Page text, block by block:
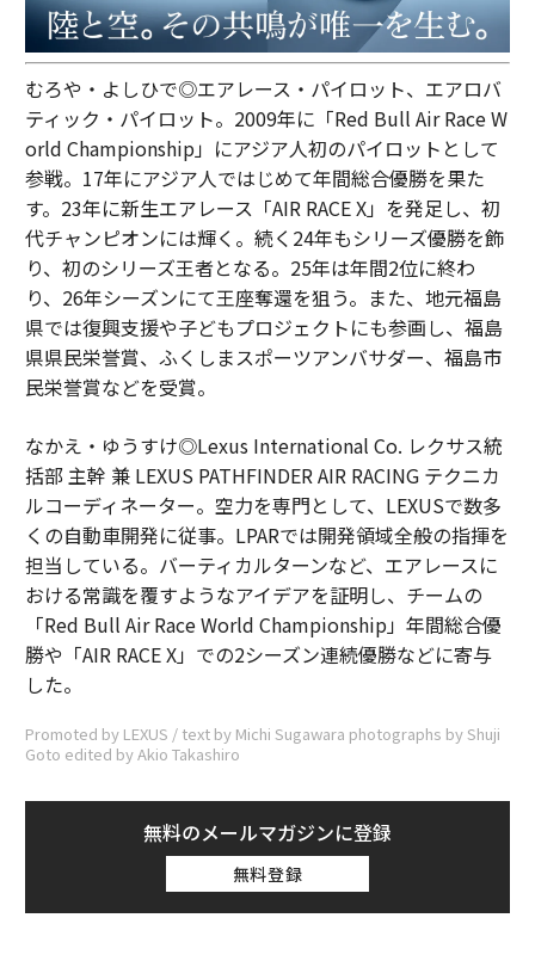
むろや・よしひで◎エアレース・パイロット、エアロバ
ティック・パイロット。2009年に「Red Bull Air Race W
orld Championship」にアジア人初のパイロットとして
参戦。17年にアジア人ではじめて年間総合優勝を果た
す。23年に新生エアレース「AIR RACE X」を発足し、初
代チャンピオンには輝く。続く24年もシリーズ優勝を飾
り、初のシリーズ王者となる。25年は年間2位に終わ
り、26年シーズンにて王座奪還を狙う。また、地元福島
県では復興支援や子どもプロジェクトにも参画し、福島
県県民栄誉賞、ふくしまスポーツアンバサダー、福島市
民栄誉賞などを受賞。
なかえ・ゆうすけ◎Lexus International Co. レクサス統
括部 主幹 兼 LEXUS PATHFINDER AIR RACING テクニカ
ルコーディネーター。空力を専門として、LEXUSで数多
くの自動車開発に従事。LPARでは開発領域全般の指揮を
担当している。バーティカルターンなど、エアレースに
おける常識を覆すようなアイデアを証明し、チームの
「Red Bull Air Race World Championship」年間総合優
勝や「AIR RACE X」での2シーズン連続優勝などに寄与
した。
Promoted by LEXUS / text by Michi Sugawara photographs by Shuji
Goto edited by Akio Takashiro
無料のメールマガジンに登録
無料登録